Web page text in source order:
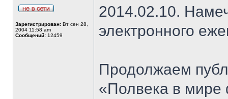
Зарегистрирован: Вт сен 28,
2004 11:58 am
Сообщений: 12459
2014.02.10.
электронного
Продолжаем
«Полвека в мире